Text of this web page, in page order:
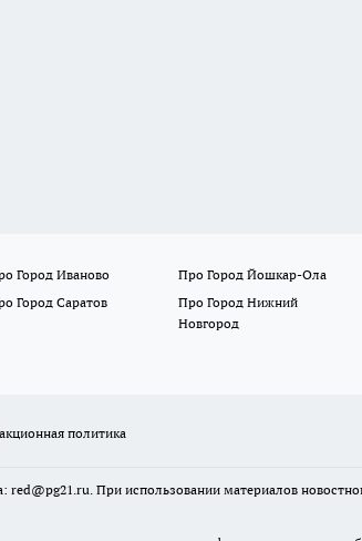
Город Иваново
Про Город Йошкар-Ола
Город Саратов
Про Город Нижний
Новгород
политика
При использовании материалов